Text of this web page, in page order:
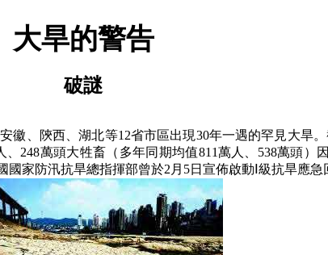
大旱的警告
破謎
徽、陝西、湖北等12省市區出現30年一遇的罕見大旱
248萬頭大牲畜（多年同期均值811萬人、538萬頭
家防汛抗旱總指揮部曾於2月5日宣佈啟動Ⅰ級抗旱應急